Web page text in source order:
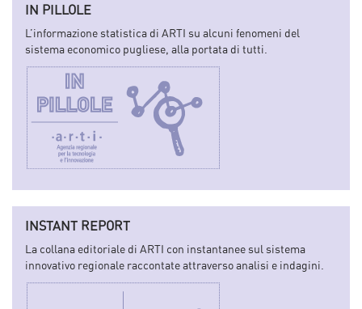
IN PILLOLE
L’informazione statistica di ARTI su alcuni fenomeni del
sistema economico pugliese, alla portata di tutti.
INSTANT REPORT
La collana editoriale di ARTI con instantanee sul sistema
innovativo regionale raccontate attraverso analisi e indagini.